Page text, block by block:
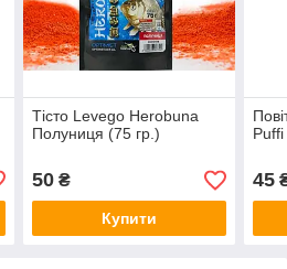
Тісто Levego Herobuna
Полуниця (75 гр.)
50₴
Купити
45